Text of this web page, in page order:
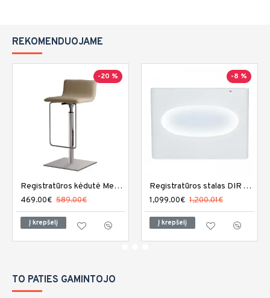
REKOMENDUOJAME
-20 %
Registratūros kėdutė Medical and Beauty Divine Reception
469.00€ 589.00€
Į krepšelį
-8 %
Registratūros stalas DIR Acquario su LED apšvietimu
1,099.00€ 1,200.01€
Į krepšelį
TO PATIES GAMINTOJO